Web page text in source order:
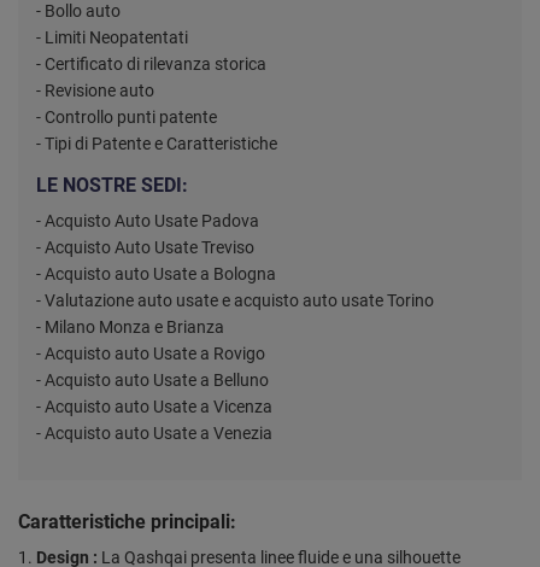
- Bollo auto
- Limiti Neopatentati
- Certificato di rilevanza storica
- Revisione auto
- Controllo punti patente
- Tipi di Patente e Caratteristiche
LE NOSTRE SEDI:
- Acquisto Auto Usate Padova
- Acquisto Auto Usate Treviso
- Acquisto auto Usate a Bologna
- Valutazione auto usate e acquisto auto usate Torino
- Milano Monza e Brianza
- Acquisto auto Usate a Rovigo
- Acquisto auto Usate a Belluno
- Acquisto auto Usate a Vicenza
- Acquisto auto Usate a Venezia
Caratteristiche principali:
Design : La Qashqai presenta linee fluide e una silhouette